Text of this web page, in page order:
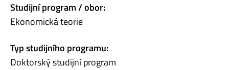
Studijní program / obor:
Ekonomická teorie
Typ studijního programu:
Doktorský studijní program